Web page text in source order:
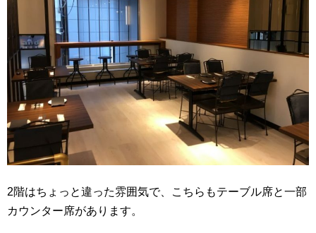
2階はちょっと違った雰囲気で、こちらもテーブル席と一部
カウンター席があります。